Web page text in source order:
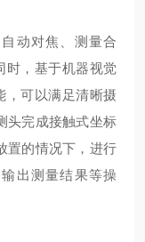
动对焦、测量合
时，基于机器视觉
，可以满足清晰摄
头完成接触式坐标
置的情况下，进行
出测量结果等操